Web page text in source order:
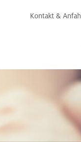
Kontakt &